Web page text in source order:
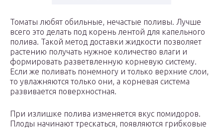
Томаты любят обильные, нечастые поливы. Лучше
всего это делать под корень лентой для капельного
полива. Такой метод доставки жидкости позволяет
растению получать нужное количество влаги и
формировать разветвленную корневую систему.
Если же поливать понемногу и только верхние слои,
то увлажняются только они, а корневая система
развивается поверхностная.
При излишке полива изменяется вкус помидоров.
Плоды начинают трескаться, появляются грибковые